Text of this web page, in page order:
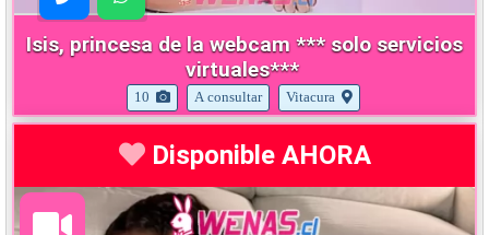
Isis, princesa de la webcam *** solo servicios
virtuales***
10 A consultar Vitacura
Disponible AHORA